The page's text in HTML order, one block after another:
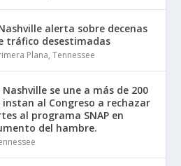
alerta sobre decenas
tráfico desestimadas
Plana,Tennessee
se une a más de 200
instan al Congreso a rechazar
al programa SNAP en
del hambre.